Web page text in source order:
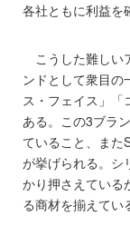
各社ともに利益を
こうした難しい
ンドとして衆目の
ス・フェイス」「
ある。この3ブラ
ていること、また
が挙げられる。シ
かり押さえている
る商材を揃えてい